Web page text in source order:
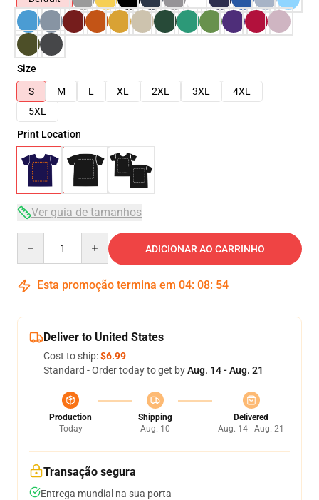
Size
S
M L XL 2XL 3XL
4XL
5XL
Print Location
Ver guia de tamanhos
ADICIONAR AO CARRINHO
Esta promoção termina em 04: 08: 53
Deliver to United States
Cost to ship:$6.99
Standard - Order today to get byAug. 14 - Aug. 21
Production
Today
Shipping
Aug. 10
Delivered
Aug. 14 - Aug. 21
Transação segura
Entrega mundial na sua porta